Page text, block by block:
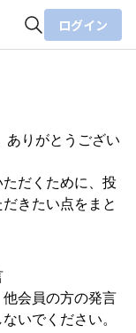
検索
ログイン
ありがとうござい
だくために、投
きたい点をまと
会員の方の発言
いでください。